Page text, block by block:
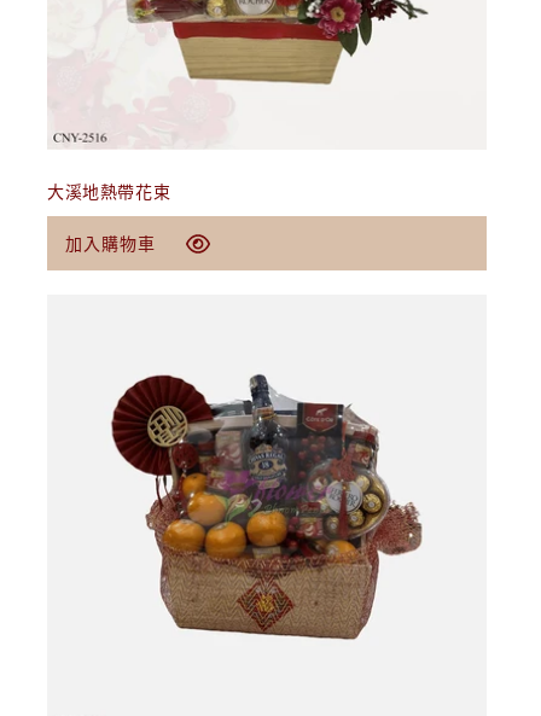
大溪地熱帶花束
定
價
$89.00 USD
加入購物車